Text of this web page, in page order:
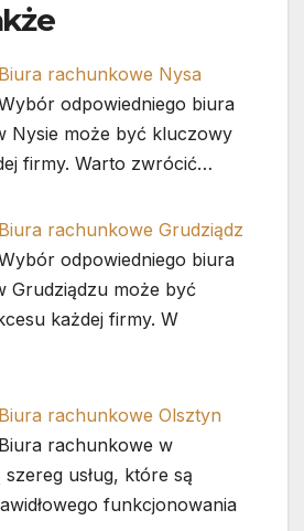
Biura rachunkowe Nysa
odpowiedniego biura
Nysie może być kluczowy
firmy. Warto zwrócić…
Biura rachunkowe Grudziądz
odpowiedniego biura
Grudziądzu może być
każdej firmy. W
Biura rachunkowe Olsztyn
Biura rachunkowe w
usług, które są
funkcjonowania